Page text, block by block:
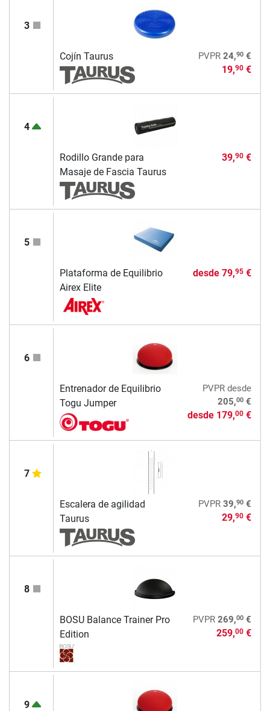
3
Cojín Taurus PVPR 24,90€
19,90€
4
Rodillo Grande para
Masaje de Fascia Taurus
39,90€
5
Plataforma de Equilibrio
Airex Elite
desde 79,95€
6
Entrenador de Equilibrio
Togu Jumper
PVPRdesde
205,00€
desde 179,00€
7
Escalera de agilidad
Taurus
PVPR 39,90€
29,90€
8
BOSU Balance Trainer Pro
Edition
PVPR 269,00€
259,00€
9